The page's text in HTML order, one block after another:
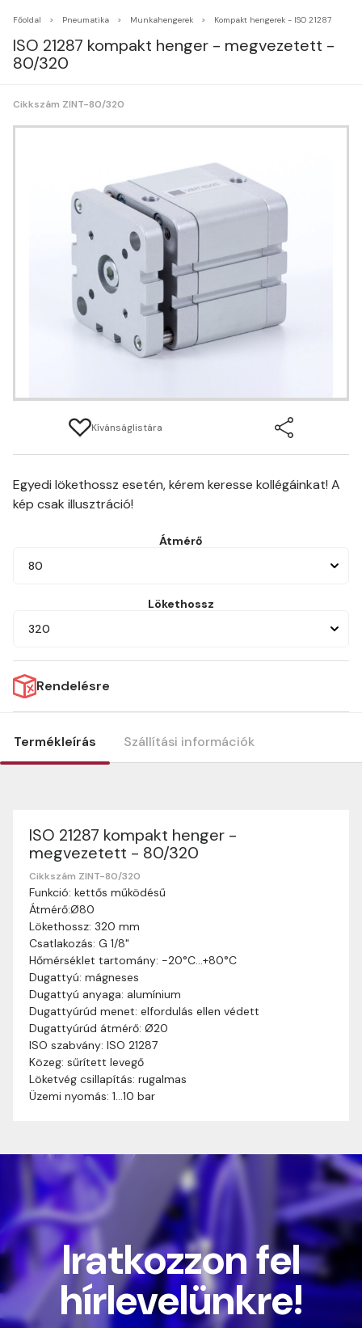
Főoldal Pneumatika Munkahengerek Kompakt hengerek - ISO 21287
ISO 21287 kompakt henger - megvezetett -
80/320
Cikkszám ZINT-80/320
Kívánságlistára
Egyedi lökethossz esetén, kérem keresse kollégáinkat! A
kép csak illusztráció!
Átmérő
80
Lökethossz
320
Rendelésre
Termékleírás Szállítási információk
ISO 21287 kompakt henger -
megvezetett - 80/320
Cikkszám ZINT-80/320
Funkció: kettős működésű
Átmérő:Ø80
Lökethossz: 320 mm
Csatlakozás: G 1/8"
Hőmérséklet tartomány: -20°C…+80°C
Dugattyú: mágneses
Dugattyú anyaga: alumínium
Dugattyúrúd menet: elfordulás ellen védett
Dugattyúrúd átmérő: Ø20
ISO szabvány: ISO 21287
Közeg: sűrített levegő
Löketvég csillapítás: rugalmas
Üzemi nyomás: 1…10 bar
Szállítási információk
Nagyon köszönjük, hogy webshopunkat választottátok
vásárlásaitokhoz. Az alábbiakban megtaláljátok szállítási
információinkat, hogy a vásárlásotok gördülékenyen és
zökkenőmentesen történhessen.
Szállítási idő:
munkanapon belül kézbesítjük. Amennyiben
valamilyen okból kifolyólag a szállítás hosszabb
ideig tart, előre értesítünk benneteket.
Szállítási díj: A szállítási díj függ a termék súlyától
és a szállítási cím távolságától. A pontos szállítási
díjat a vásárlás folyamata során megtekinthetitek,
mielőtt a rendelést véglegesítitek.
Iratkozzon fel
hírlevelünkre!